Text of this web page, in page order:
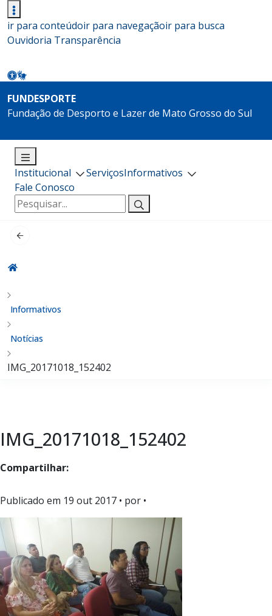
ir para conteúdoir para navegaçãoir para busca
Ouvidoria Transparência
FUNDESPORTE
Fundação de Desporto e Lazer de Mato Grosso do Sul
Institucional ServiçosInformativos
Fale Conosco
Pesquisar
por:
Informativos
Notícias
IMG_20171018_152402
IMG_20171018_152402
Compartilhar:
Publicado em 19 out 2017 • por •